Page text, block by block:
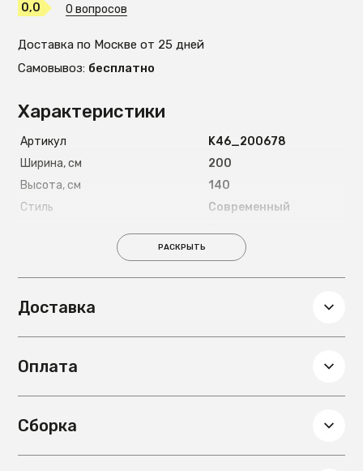
Характеристики
Артикул
K46_200678
Ширина, см
200
Высота, см
140
Стиль
Современный
Россия
Материал ножек
Вес, кг
Материал основания под
металлокаркас с
РАСКРЫТЬ
Доставка
Оплата
Сборка
0,0 0 вопросов
Доставка по Москве от 25 дней
Самовывоз: бесплатно